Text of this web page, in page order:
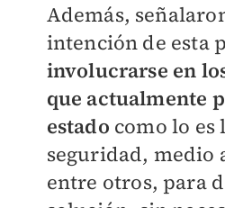
Además,
intención de esta
involucrarse en
que actualmente
estado como lo
seguridad, medio
entre otros, para